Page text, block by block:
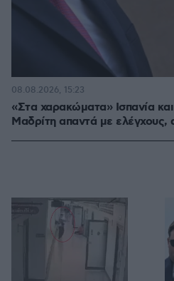
«Στα χαρακώματα» Ισπανία
Μαδρίτη απαντά με ελέγχους,
08.08.2026, 15:23